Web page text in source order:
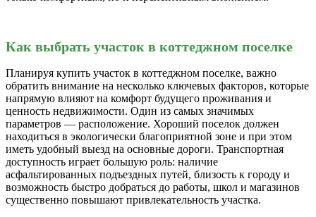
Как выбрать участок в коттеджном поселке
Планируя купить участок в коттеджном поселке, важно
обратить внимание на несколько ключевых факторов, которые
напрямую влияют на комфорт будущего проживания и
ценность недвижимости. Один из самых значимых
параметров — расположение. Хороший поселок должен
находиться в экологически благоприятной зоне и при этом
иметь удобный выезд на основные дороги. Транспортная
доступность играет большую роль: наличие
асфальтированных подъездных путей, близость к городу и
возможность быстро добраться до работы, школ и магазинов
существенно повышают привлекательность участка.